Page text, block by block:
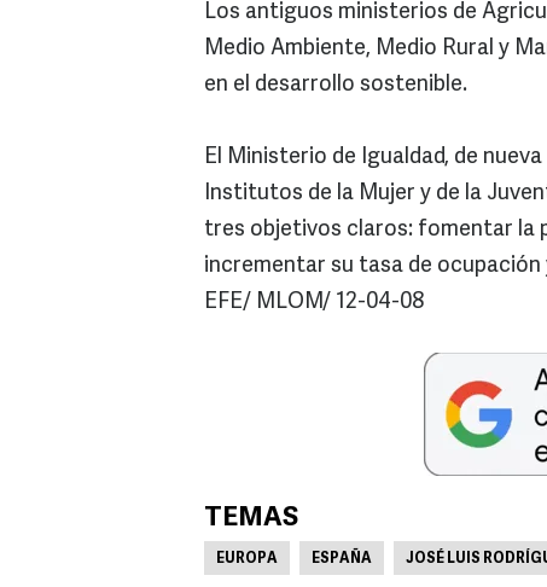
Los antiguos ministerios de
Medio Ambiente, Medio Rural y
en el desarrollo sostenible.
El Ministerio de Igualdad, de
Institutos de la Mujer y de la
tres objetivos claros: fomentar la
incrementar su tasa de
EFE/ MLOM/ 12-04-08
TEMAS
EUROPA ESPAÑA JOSÉ LUIS